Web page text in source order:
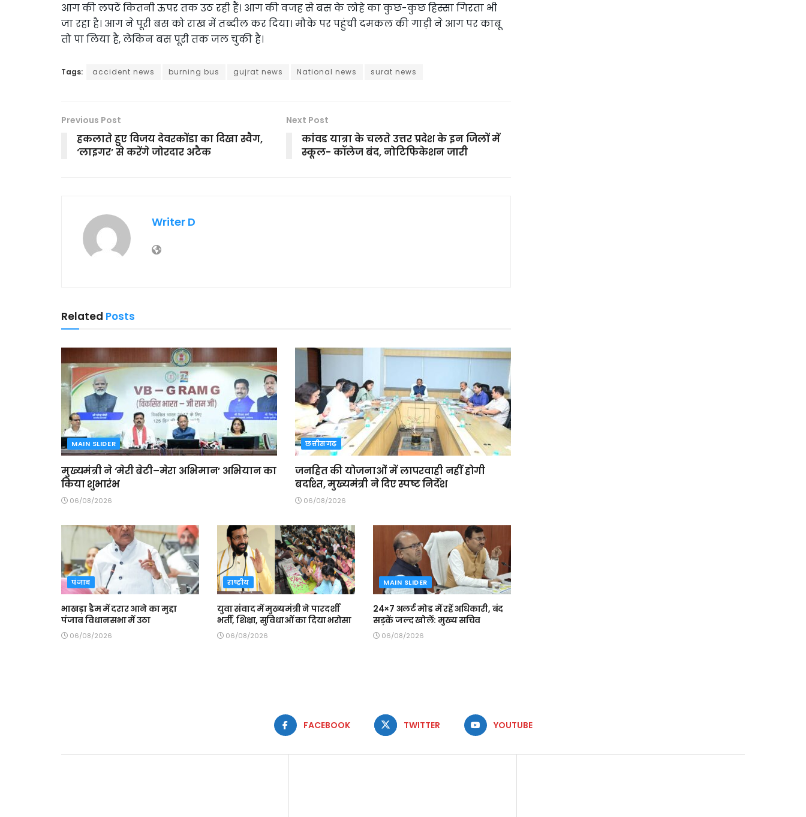
आग की लपटें कितनी ऊपर तक उठ रही हैं। आग की वजह से बस के लोहे का कुछ-कुछ हिस्सा गिरता भी
जा रहा है। आग ने पूरी बस को राख में तब्दील कर दिया। मौके पर पहुंची दमकल की गाड़ी ने आग पर काबू
तो पा लिया है, लेकिन बस पूरी तक जल चुकी है।
Tags: accident news burning bus gujrat news National news surat news
Previous Post
हकलाते हुए विजय देवरकोंडा का दिखा स्वैग,
‘लाइगर’ से करेंगे जोरदार अटैक
Next Post
कांवड यात्रा के चलते उत्तर प्रदेश के इन जिलों में
स्कूल- कॉलेज बंद, नोटिफिकेशन जारी
Writer D
Related Posts
MAIN SLIDER
मुख्यमंत्री ने ‘मेरी बेटी–मेरा अभिमान’ अभियान का
किया शुभारंभ
06/08/2026
छत्तीसगढ़
जनहित की योजनाओं में लापरवाही नहीं होगी
बर्दाश्त, मुख्यमंत्री ने दिए स्पष्ट निर्देश
06/08/2026
पंजाब
भाखड़ा डैम में दरार आने का मुद्दा
पंजाब विधानसभा में उठा
06/08/2026
राष्ट्रीय
युवा संवाद में मुख्यमंत्री ने पारदर्शी
भर्ती, शिक्षा, सुविधाओं का दिया भरोसा
06/08/2026
MAIN SLIDER
24×7 अलर्ट मोड में रहें अधिकारी, बंद
सड़कें जल्द खोलें: मुख्य सचिव
06/08/2026
FACEBOOK TWITTER YOUTUBE